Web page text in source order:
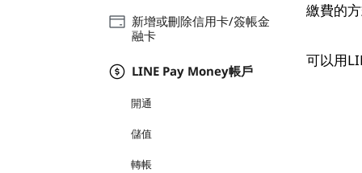
新增或刪除信用卡/簽帳金
融卡
LINE Pay Money帳戶
開通
儲值
轉帳
繳費的
可以用